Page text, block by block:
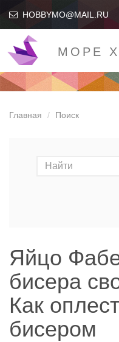
HOBBYMO@MAIL.RU
МОРЕ
Главная Поиск
Яйцо
бисера
Как
бисером